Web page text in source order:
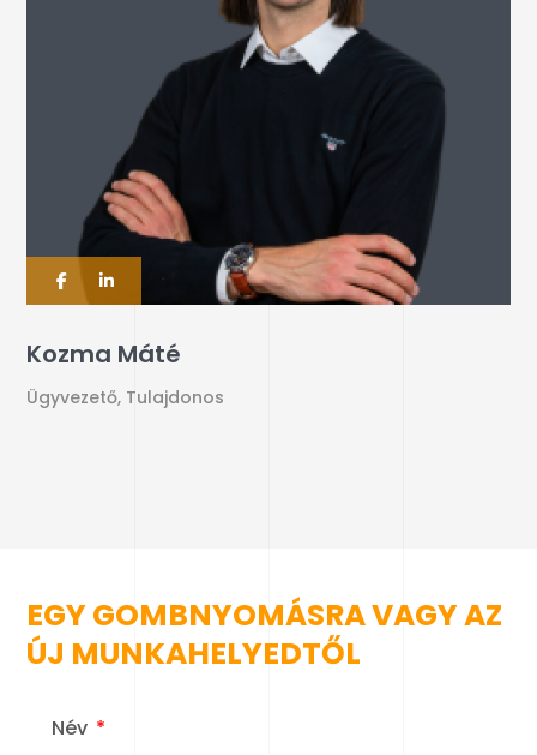
Kozma Máté
Ügyvezető, Tulajdonos
EGY GOMBNYOMÁSRA VAGY AZ
ÚJ MUNKAHELYEDTŐL
Név